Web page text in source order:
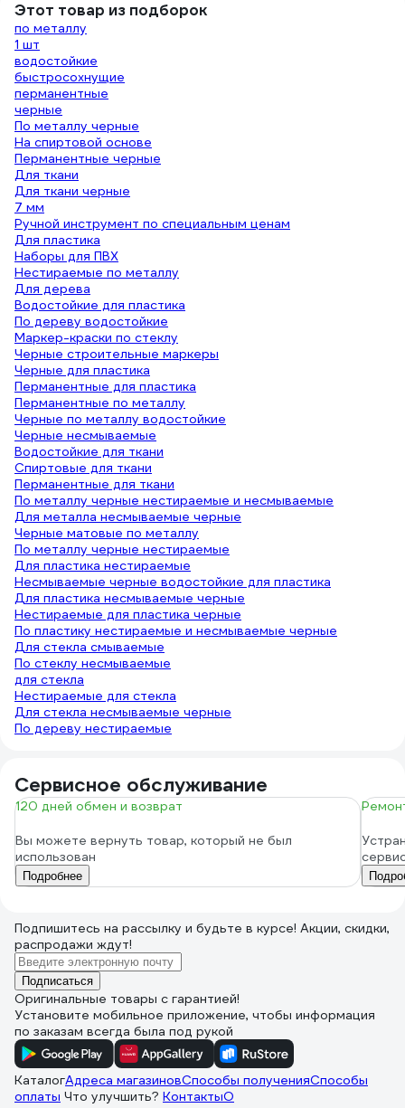
Этот товар из подборок
по металлу
1 шт
водостойкие
быстросохнущие
перманентные
черные
По металлу черные
На спиртовой основе
Перманентные черные
Для ткани
Для ткани черные
7 мм
Ручной инструмент по специальным ценам
Для пластика
Наборы для ПВХ
Нестираемые по металлу
Для дерева
Водостойкие для пластика
По дереву водостойкие
Маркер-краски по стеклу
Черные строительные маркеры
Черные для пластика
Перманентные для пластика
Перманентные по металлу
Черные по металлу водостойкие
Черные несмываемые
Водостойкие для ткани
Спиртовые для ткани
Перманентные для ткани
По металлу черные нестираемые и несмываемые
Для металла несмываемые черные
Черные матовые по металлу
По металлу черные нестираемые
Для пластика нестираемые
Несмываемые черные водостойкие для пластика
Для пластика несмываемые черные
Нестираемые для пластика черные
По пластику нестираемые и несмываемые черные
Для стекла смываемые
По стеклу несмываемые
для стекла
Нестираемые для стекла
Для стекла несмываемые черные
По дереву нестираемые
Сервисное обслуживание
120 дней обмен и возврат
Вы можете вернуть товар, который не был
использован
Подробнее
Подпишитесь на рассылку и будьте в курсе! Акции, скидки,
распродажи ждут!
Подписаться
Оригинальные товары с гарантией!
Установите мобильное приложение, чтобы информация
по заказам всегда была под рукой
КаталогАдреса магазиновСпособы полученияСпособы
оплаты Что улучшить? КонтактыО